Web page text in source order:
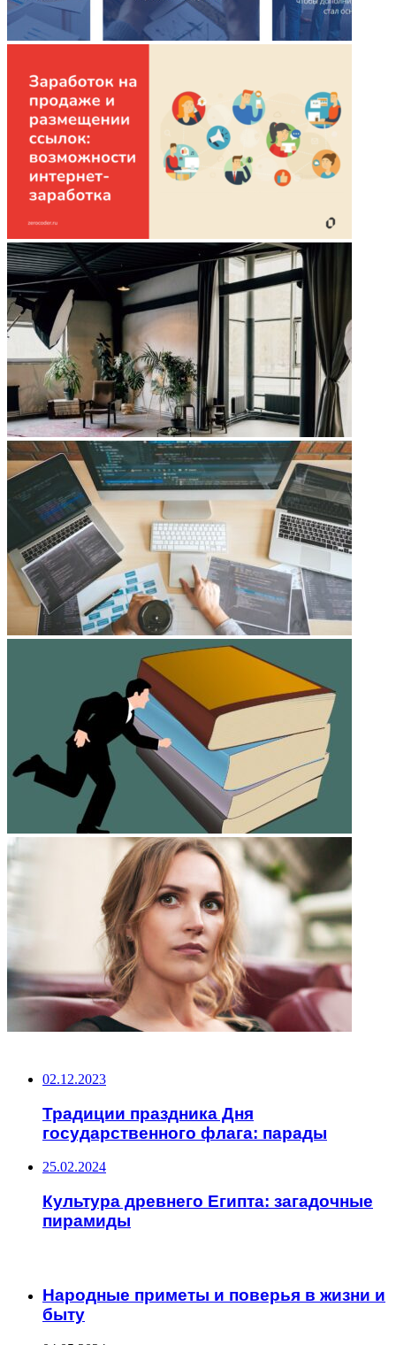
02.12.2023
Традиции праздника Дня
государственного флага: парады
25.02.2024
Культура древнего Египта: загадочные
пирамиды
Народные приметы и поверья в жизни и
быту